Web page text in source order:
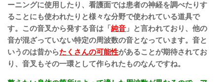
ーニングに使用したり、看護面では患者の神経を調べたりす
ることにも使われたりと様々な分野で使われている道具で
す。この音叉から発する音は「 純音 」と言われており、他の
音が混ざっていない特定の周波数の音となっています。音と
いうのは昔からたくさんの可能性があることが期待されてお
り、音叉もその一環として作られたものなんですね。